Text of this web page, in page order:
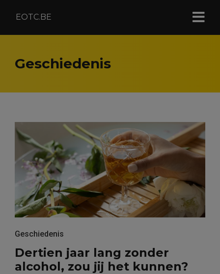
EOTC.BE
Geschiedenis
Geschiedenis
Dertien jaar lang zonder
alcohol, zou jij het kunnen?